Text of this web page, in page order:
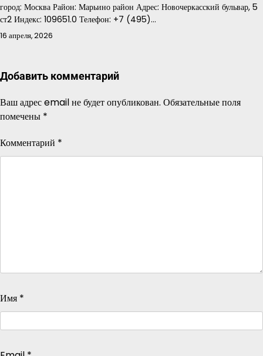
город: Москва Район: Марьино район Адрес: Новочеркасский бульвар, 5
ст2 Индекс: 109651.0 Телефон: +7 (495)…
16 апреля, 2026
Добавить комментарий
Ваш адрес email не будет опубликован. Обязательные поля
помечены *
Комментарий *
Имя *